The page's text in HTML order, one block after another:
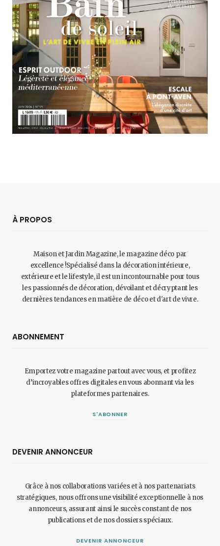
À PROPOS
Maison et Jardin Magazine, le magazine déco par
excellence !Spécialisé dans la décoration intérieure,
extérieure et le lifestyle, il est un incontournable pour tous
les passionnés de décoration, dévoilant et décryptant les
dernières tendances en matière de déco et d'art de vivre.
ABONNEMENT
Emportez votre magazine partout avec vous, et profitez
d’incroyables offres digitales en vous abonnant via les
plateformes partenaires.
S'ABONNER
DEVENIR ANNONCEUR
Grâce à nos collaborations variées et à nos partenariats
stratégiques, nous offrons une visibilité exceptionnelle à nos
annonceurs, assurant ainsi le succès constant de nos
publications et de nos dossiers spéciaux.
DEVENIR ANNONCEUR